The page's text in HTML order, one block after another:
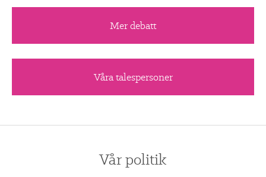
Mer debatt
Våra talespersoner
Vår politik